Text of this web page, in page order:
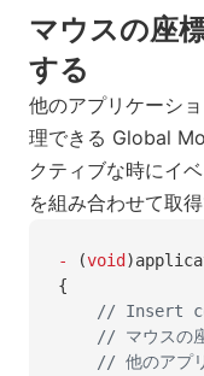
マウスの座
する
他のアプリケーシ
理できる Global
クティブな時にイ
を組み合わせて取得
- (void
{
// Insert
// マウスの
// 他のアプ